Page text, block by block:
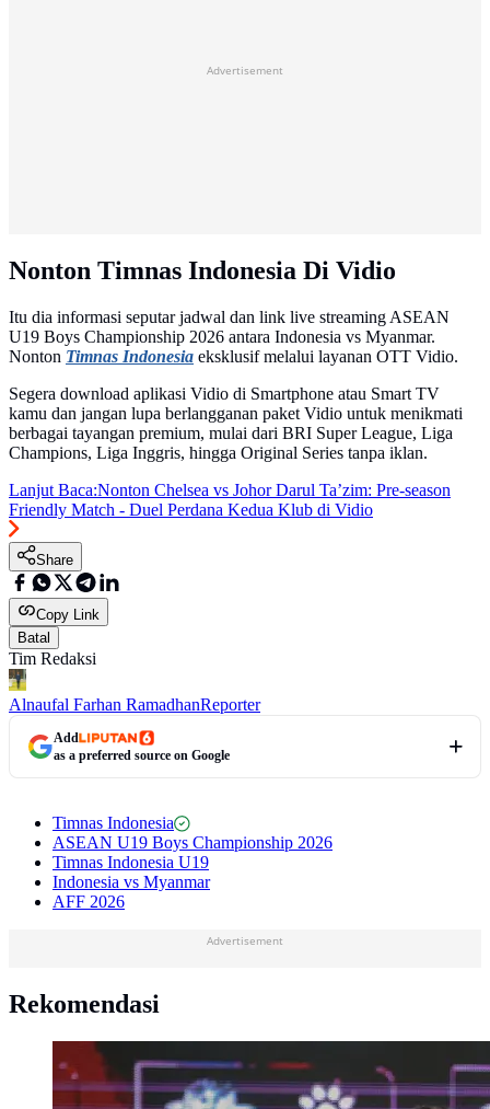
Advertisement
Nonton Timnas Indonesia Di Vidio
Itu dia informasi seputar jadwal dan link live streaming ASEAN
U19 Boys Championship 2026 antara Indonesia vs Myanmar.
Nonton Timnas Indonesia eksklusif melalui layanan OTT Vidio.
Segera download aplikasi Vidio di Smartphone atau Smart TV
kamu dan jangan lupa berlangganan paket Vidio untuk menikmati
berbagai tayangan premium, mulai dari BRI Super League, Liga
Champions, Liga Inggris, hingga Original Series tanpa iklan.
Lanjut Baca:Nonton Chelsea vs Johor Darul Ta’zim: Pre-season
Friendly Match - Duel Perdana Kedua Klub di Vidio
Share
Copy Link
Batal
Tim Redaksi
Alnaufal Farhan RamadhanReporter
Add
as a preferred source on Google
Timnas Indonesia
ASEAN U19 Boys Championship 2026
Timnas Indonesia U19
Indonesia vs Myanmar
AFF 2026
Advertisement
Rekomendasi